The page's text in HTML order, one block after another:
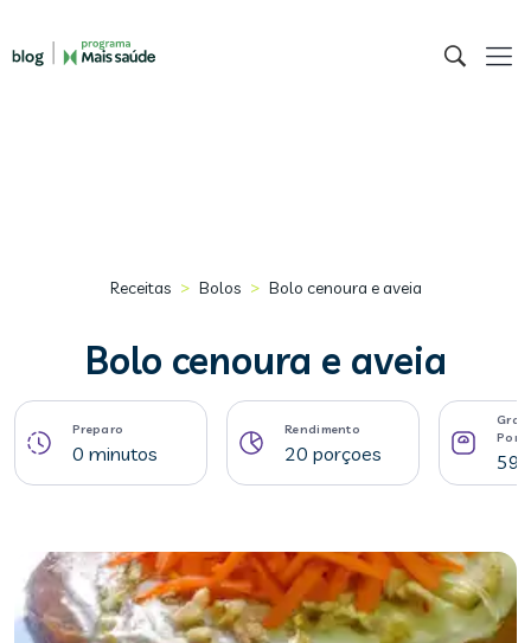
Receitas > Bolos > Bolo cenoura e aveia
Bolo cenoura e aveia
Preparo
0 minutos
Rendimento
20 porçoes 59